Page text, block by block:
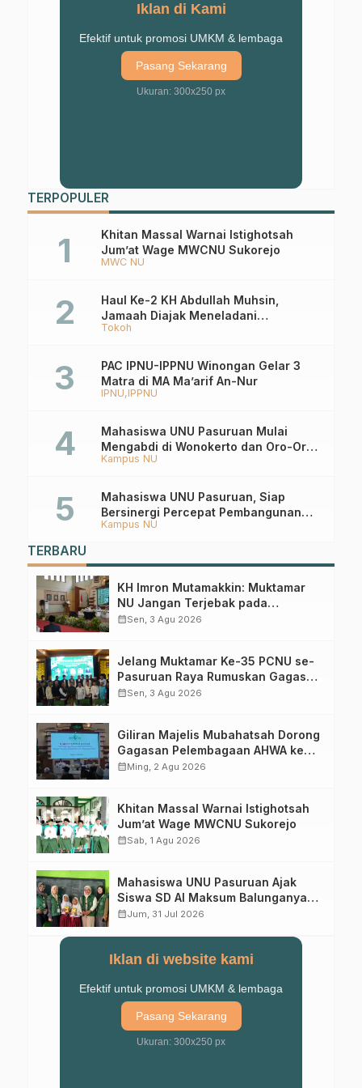
Iklan di Kami
Efektif untuk promosi UMKM & lembaga
Pasang Sekarang
Ukuran: 300x250 px
TERPOPULER
MWC NU
Khitan Massal Warnai Istighotsah
Jum’at Wage MWCNU Sukorejo
Tokoh
Haul Ke-2 KH Abdullah Muhsin,
Jamaah Diajak Meneladani
Keistiqamahan
IPNU IPPNU
PAC IPNU-IPPNU Winongan Gelar 3
Matra di MA Ma’arif An-Nur
Kampus NU
Mahasiswa UNU Pasuruan Mulai
Mengabdi di Wonokerto dan Oro-Oro
Ombo Wetan Berikut Programnya
Kampus NU
Mahasiswa UNU Pasuruan, Siap
Bersinergi Percepat Pembangunan
Desa Toyaning
TERBARU
KH Imron Mutamakkin: Muktamar
NU Jangan Terjebak pada
Perebutan Kursi Ketua Umum
calendar_monthSen, 3 Agu 2026
Jelang Muktamar Ke-35 PCNU se-
Pasuruan Raya Rumuskan Gagasan
Transformasi Gerakan NU Menuju
calendar_monthSen, 3 Agu 2026
Giliran Majelis Mubahatsah Dorong
Gagasan Pelembagaan AHWA ke
Forum Muktamar Mendatang
calendar_monthMing, 2 Agu 2026
Khitan Massal Warnai Istighotsah
Jum’at Wage MWCNU Sukorejo
calendar_monthSab, 1 Agu 2026
Mahasiswa UNU Pasuruan Ajak
Siswa SD Al Maksum Balunganyar
Kuasai Penjumlahan Bersusun
calendar_monthJum, 31 Jul 2026
Iklan di website kami
Efektif untuk promosi UMKM & lembaga
Pasang Sekarang
Ukuran: 300x250 px